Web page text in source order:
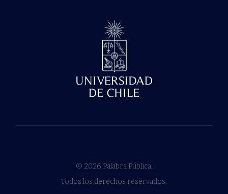
© 2026 Palabra Pública.
Todos los derechos reservados.